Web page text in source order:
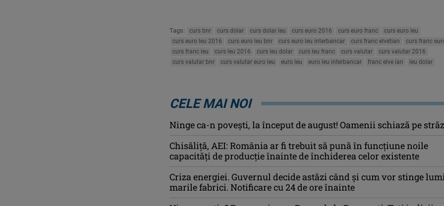
Tags: curs bnr curs dolar curs dolar leu curs euro 2016 curs euro franc
curs euro leu
curs euro leu 2016
curs euro leu bnr curs euro leu interbancar curs franc elvetian
curs franc
curs franc leu
curs leu 2016 curs leu dolar curs leu franc curs valutar
curs valutar 2016
curs valutar bnr
curs valutar euro leu euro leu euro leu interbancar franc elve ian leu dolar
CELE MAI NOI
Ninge ca-n povești, la început de august! Oamenii schiază pe
Chisăliță, AEI: România ar fi trebuit să pună în funcțiune noile
capacități de producție înainte de închiderea celor existente
Criza energiei. Guvernul decide astăzi când și cum vor stinge
marile fabrici. Notificare cu 24 de ore înainte